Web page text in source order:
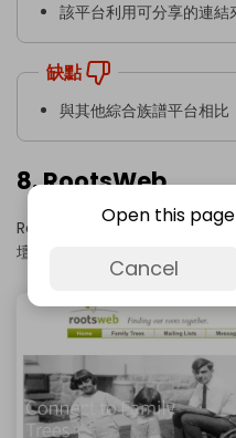
該平台利用可分享的連結
缺點
與其他綜合族譜平台相比
8. RootsWeb
RootsWeb 不是典型的祖先資
壇運作。個人連結、分享研究發
Open this page
Cancel